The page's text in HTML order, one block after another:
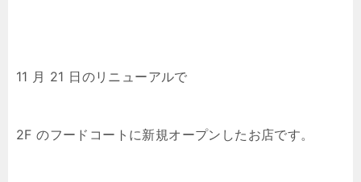
11 月 21 日のリニューアルで
2F のフードコートに新規オープンしたお店です。